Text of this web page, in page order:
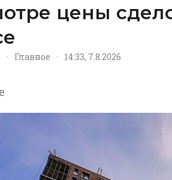
цены
· Главное · 14:33, 7.8.2026